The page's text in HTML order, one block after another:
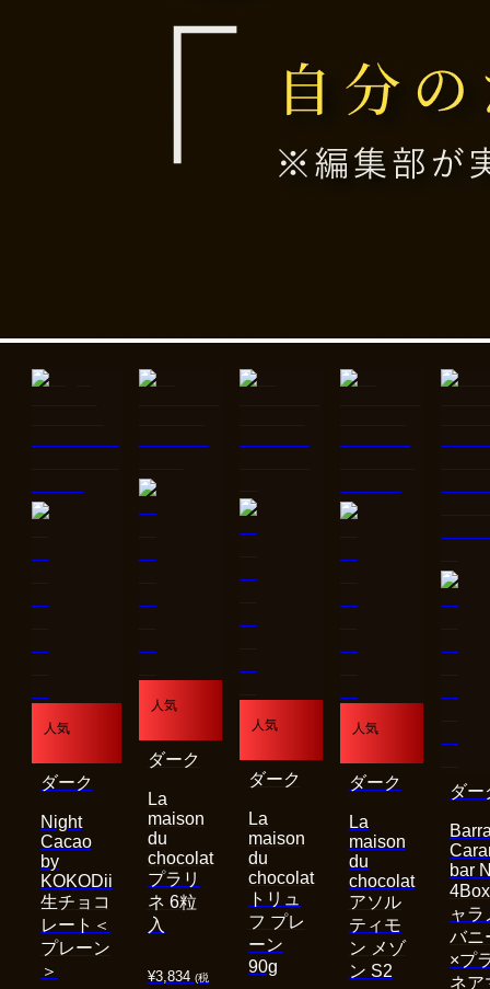
人気
Night
Cacao
by
KOKODii
生チョコ
レート＜
プレーン
＞
ダーク
人気
¥3,834 (税
La
maison
du
chocolat
プラリ
ネ 6粒
入
ダーク
人気
La
maison
du
chocolat
トリュ
フ プレ
ーン
90g
ダーク
人気
La
maison
du
chocolat
アソル
ティモ
ン メゾ
ン S2
ダーク
bar
ャラ
バニ
×プ
ネア
ダー